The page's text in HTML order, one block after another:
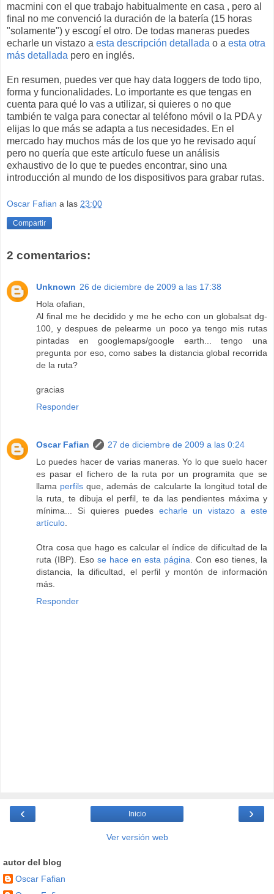
macmini con el que trabajo habitualmente en casa , pero al
final no me convenció la duración de la batería (15 horas
"solamente") y escogí el otro. De todas maneras puedes
echarle un vistazo a esta descripción detallada o a esta otra
más detallada pero en inglés.
En resumen, puedes ver que hay data loggers de todo tipo,
forma y funcionalidades. Lo importante es que tengas en
cuenta para qué lo vas a utilizar, si quieres o no que
también te valga para conectar al teléfono móvil o la PDA y
elijas lo que más se adapta a tus necesidades. En el
mercado hay muchos más de los que yo he revisado aquí
pero no quería que este artículo fuese un análisis
exhaustivo de lo que te puedes encontrar, sino una
introducción al mundo de los dispositivos para grabar rutas.
Oscar Fafian a las 23:00
Compartir
2 comentarios:
Unknown 26 de diciembre de 2009 a las 17:38
Hola ofafian,
Al final me he decidido y me he echo con un globalsat dg-
100, y despues de pelearme un poco ya tengo mis rutas
pintadas en googlemaps/google earth... tengo una
pregunta por eso, como sabes la distancia global recorrida
de la ruta?
gracias
Responder
Oscar Fafian
27 de diciembre de 2009 a las 0:24
Lo puedes hacer de varias maneras. Yo lo que suelo hacer
es pasar el fichero de la ruta por un programita que se
llama perfils que, además de calcularte la longitud total de
la ruta, te dibuja el perfil, te da las pendientes máxima y
mínima... Si quieres puedes echarle un vistazo a este
artículo.
Otra cosa que hago es calcular el índice de dificultad de la
ruta (IBP). Eso se hace en esta página. Con eso tienes, la
distancia, la dificultad, el perfil y montón de información
más.
Responder
‹ ›
Inicio
Ver versión web
autor del blog
Oscar Fafian